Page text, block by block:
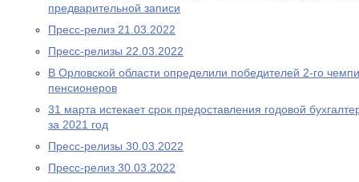
предварительной записи
Пресс-релиз 21.03.2022
Пресс-релизы 22.03.2022
В Орловской области определили победителей 2-го
пенсионеров
31 марта истекает срок предоставления годовой
за 2021 год
Пресс-релизы 30.03.2022
Пресс-релиз 30.03.2022